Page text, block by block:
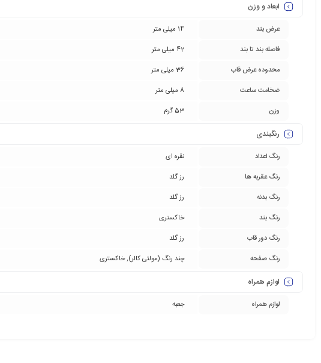
ابعاد و وزن
عرض بند
14 میلی متر
فاصله بند تا بند
42 میلی متر
محدوده عرض قاب
36 میلی متر
ضخامت ساعت
8 میلی متر
وزن
53 گرم
رنگبندی
رنگ اعداد
نقره ای
رنگ عقربه ها
رز گلد
رنگ بدنه
رز گلد
رنگ بند
خاکستری
رنگ دور قاب
رز گلد
رنگ صفحه
چند رنگ (مولتی کالر),خاکستری
لوازم همراه
لوازم همراه جعبه